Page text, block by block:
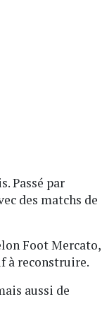
Passé par
des matchs de
Foot Mercato,
à reconstruire.
aussi de